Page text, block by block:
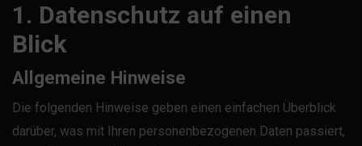
1. Datenschutz auf einen
Blick
Allgemeine Hinweise
Die folgenden Hinweise geben einen einfachen Überblick
darüber, was mit Ihren personenbezogenen Daten passiert,